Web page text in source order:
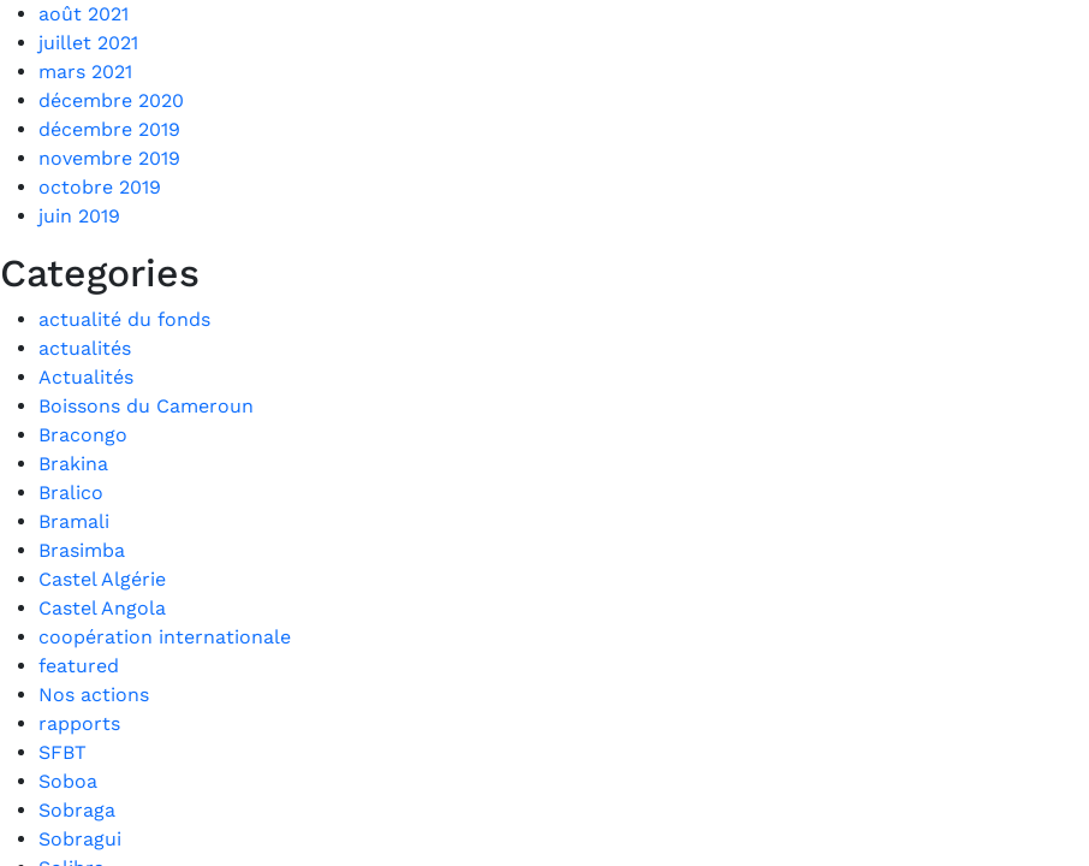
août 2021
juillet 2021
mars 2021
décembre 2020
décembre 2019
novembre 2019
octobre 2019
juin 2019
Categories
actualité du fonds
actualités
Actualités
Boissons du Cameroun
Bracongo
Brakina
Bralico
Bramali
Brasimba
Castel Algérie
Castel Angola
coopération internationale
featured
Nos actions
rapports
SFBT
Soboa
Sobraga
Sobragui